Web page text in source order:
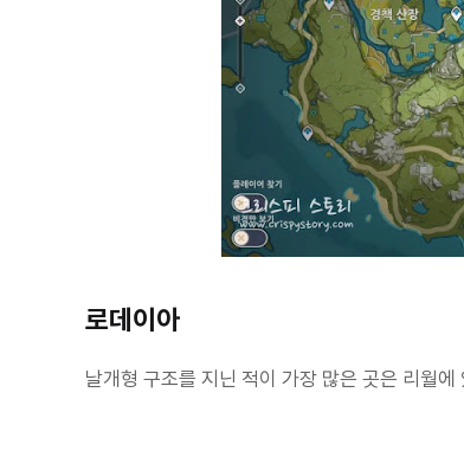
로데이아
날개형 구조를 지닌 적이 가장 많은 곳은 리월에